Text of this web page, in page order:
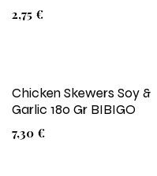
2,75 €
Chicken Skewers Soy &
Garlic 180 Gr BIBIGO
7,30 €